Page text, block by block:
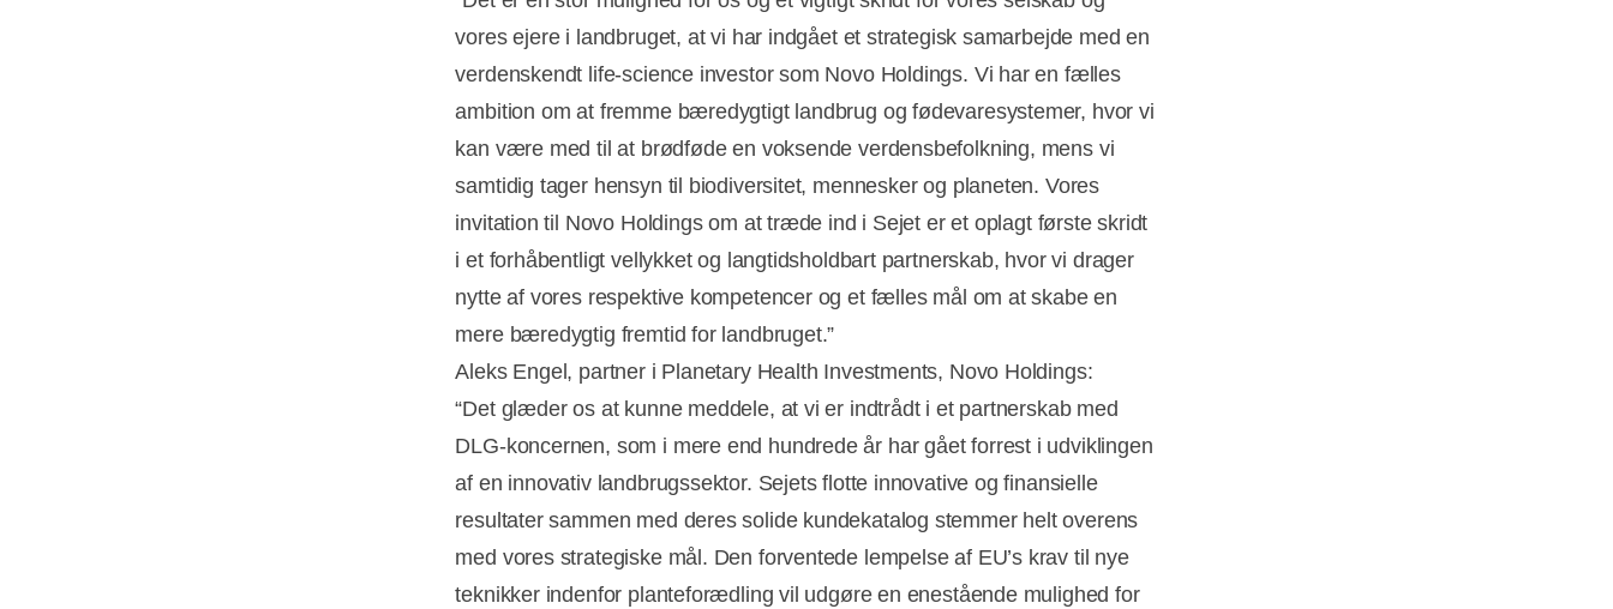
vores ejere i landbruget, at vi har indgået et strategisk samarbejde med en
verdenskendt life-science investor som Novo Holdings. Vi har en fælles
ambition om at fremme bæredygtigt landbrug og fødevaresystemer, hvor vi
kan være med til at brødføde en voksende verdensbefolkning, mens vi
samtidig tager hensyn til biodiversitet, mennesker og planeten. Vores
invitation til Novo Holdings om at træde ind i Sejet er et oplagt første skridt
i et forhåbentligt vellykket og langtidsholdbart partnerskab, hvor vi drager
nytte af vores respektive kompetencer og et fælles mål om at skabe en
mere bæredygtig fremtid for landbruget.”
Aleks Engel, partner i Planetary Health Investments, Novo Holdings:
“Det glæder os at kunne meddele, at vi er indtrådt i et partnerskab med
DLG-koncernen, som i mere end hundrede år har gået forrest i udviklingen
af en innovativ landbrugssektor. Sejets flotte innovative og finansielle
resultater sammen med deres solide kundekatalog stemmer helt overens
med vores strategiske mål. Den forventede lempelse af EU’s krav til nye
teknikker indenfor planteforædling vil udgøre en enestående mulighed for